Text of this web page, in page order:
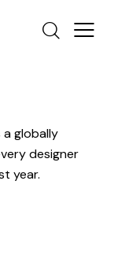
globally
designer
year.